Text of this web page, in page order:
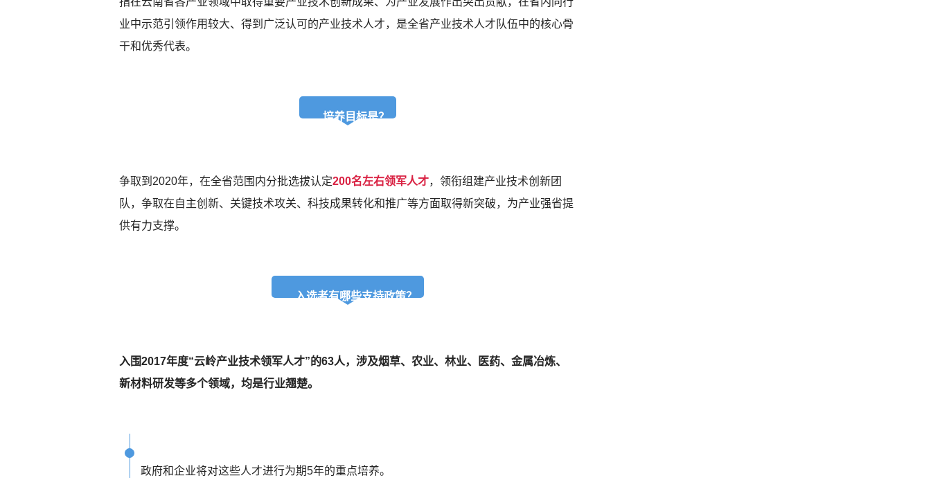
业中示范引领作用较大、得到广泛认可的产业技术人才，是全省产业技术人才队伍中的核心骨
干和优秀代表。
培养目标是？
争取到2020年，在全省范围内分批选拔认定200名左右领军人才，领衔组建产业技术创新团
队，争取在自主创新、关键技术攻关、科技成果转化和推广等方面取得新突破，为产业强省提
供有力支撑。
入选者有哪些支持政策？
入围2017年度“云岭产业技术领军人才”的63人，涉及烟草、农业、林业、医药、金属冶炼、
新材料研发等多个领域，均是行业翘楚。
政府和企业将对这些人才进行为期5年的重点培养。